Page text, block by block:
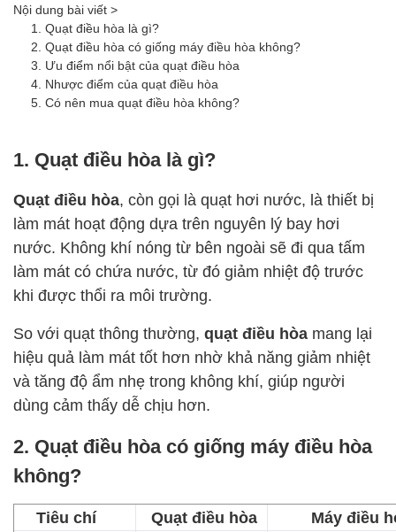
Nội dung bài viết >
1. Quạt điều hòa là gì?
2. Quạt điều hòa có giống máy điều hòa không?
3. Ưu điểm nổi bật của quạt điều hòa
4. Nhược điểm của quạt điều hòa
5. Có nên mua quạt điều hòa không?
1. Quạt điều hòa là gì?
Quạt điều hòa, còn gọi là quạt hơi nước, là thiết bị
làm mát hoạt động dựa trên nguyên lý bay hơi
nước. Không khí nóng từ bên ngoài sẽ đi qua tấm
làm mát có chứa nước, từ đó giảm nhiệt độ trước
khi được thổi ra môi trường.
So với quạt thông thường, quạt điều hòa mang lại
hiệu quả làm mát tốt hơn nhờ khả năng giảm nhiệt
và tăng độ ẩm nhẹ trong không khí, giúp người
dùng cảm thấy dễ chịu hơn.
2. Quạt điều hòa có giống máy điều hòa
không?
Tiêu chí Quạt điều hòa
Máy điều